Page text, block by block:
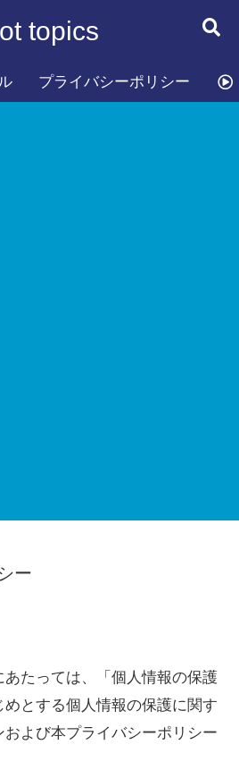
topics
プライバシーポリシー お
ー
たっては、「個人情報の保護
とする個人情報の保護に関す
よび本プライバシーポリシー